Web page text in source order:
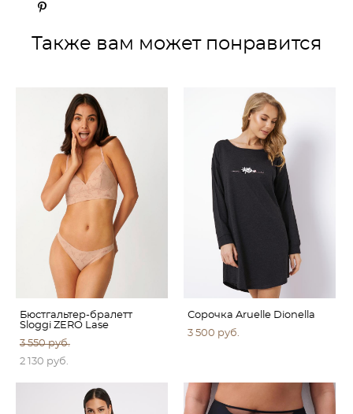
Также вам может понравится
Бюстгальтер-бралетт
Sloggi ZERO Lase
3 550 pуб.
2 130 pуб.
Сорочка Aruelle Dionella
3 500 pуб.